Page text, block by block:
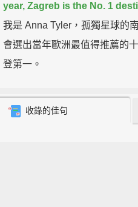
year, Zagreb is the No. 1
我是 Anna Tyler，孤獨星球的
會選出當年歐洲最值得推薦的
登第一。
Most people who visit Croatia
lot of amazing cities,
收錄的佳句